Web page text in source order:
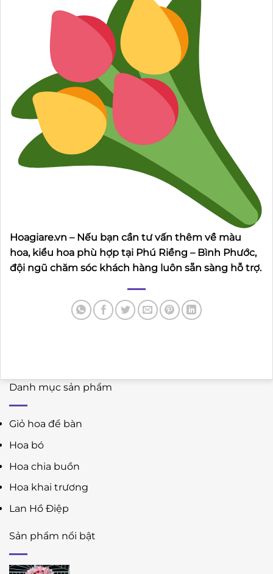
Danh mục sản phẩm
Giỏ hoa để bàn
Hoa bó
Hoa chia buồn
Hoa khai trương
Lan Hồ Điệp
Sản phẩm nổi bật
Hoagiare.vn – Nếu bạn cần tư vấn thêm về màu
hoa, kiểu hoa phù hợp tại Phú Riềng – Bình Phước,
đội ngũ chăm sóc khách hàng luôn sẵn sàng hỗ trợ.